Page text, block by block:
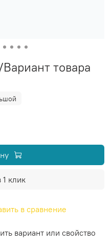
товара
в сравнение
1 клик
вариант или свойство